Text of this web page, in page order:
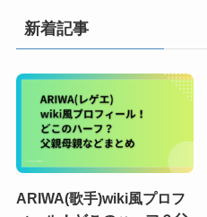
新着記事
ARIWA(歌手)wiki風プロフ